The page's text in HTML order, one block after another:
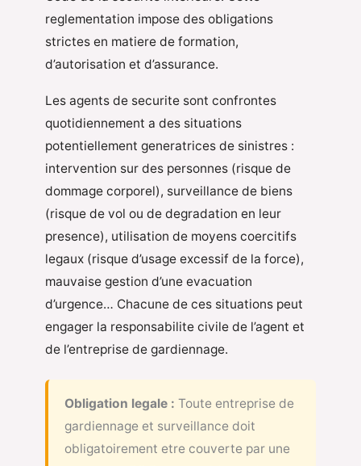
reglementation impose des obligations
strictes en matiere de formation,
d’autorisation et d’assurance.
Les agents de securite sont confrontes
quotidiennement a des situations
potentiellement generatrices de sinistres :
intervention sur des personnes (risque de
dommage corporel), surveillance de biens
(risque de vol ou de degradation en leur
presence), utilisation de moyens coercitifs
legaux (risque d’usage excessif de la force),
mauvaise gestion d’une evacuation
d’urgence… Chacune de ces situations peut
engager la responsabilite civile de l’agent et
de l’entreprise de gardiennage.
Obligation legale : Toute entreprise de
gardiennage et surveillance doit
obligatoirement etre couverte par une